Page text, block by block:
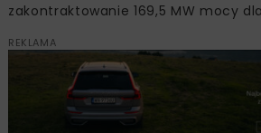
zakontraktowanie 169,5 MW mocy
REKLAMA